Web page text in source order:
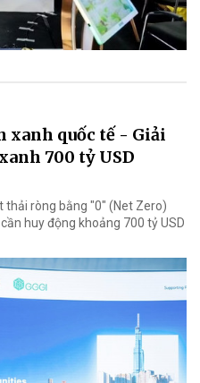
quốc tế - Giải
700 tỷ USD
ròng bằng "0" (Net Zero)
huy động khoảng 700 tỷ USD